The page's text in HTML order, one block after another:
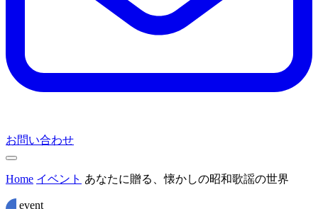
お問い合わせ
Home イベント あなたに贈る、懐かしの昭和歌謡の世界
event